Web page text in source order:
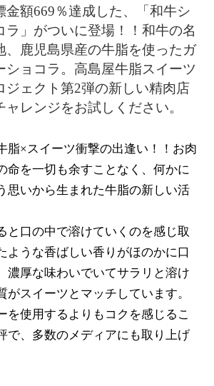
金額669％達成した、「和牛シ
ラ」がついに登場！！和牛の名
、鹿児島県産の牛脂を使ったガ
ショコラ。高島屋牛脂スイーツ
ジェクト第2弾の新しい精肉店
ャレンジをお試しください。
脂×スイーツ衝撃の出逢い！！お肉
命を一切も余すことなく、何かに
思いから生まれた牛脂の新しい活
と口の中で溶けていくのを感じ取
ような香ばしい香りがほのかに口
濃厚な味わいでいてサラリと溶け
がスイーツとマッチしています。
を使用するよりもコクを感じるこ
で、多数のメディアにも取り上げ